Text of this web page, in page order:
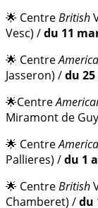
🌟 CentreBritish
Vesc) /du 11
🌟 Centre
Jasseron) /du
🌟Centre
Miramont de
🌟 Centre
Pallieres) /du 1
🌟 CentreBritish
Chamberet) /du